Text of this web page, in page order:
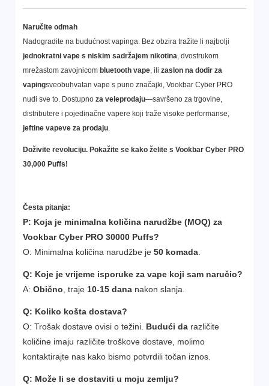
Naručite odmah
Nadogradite na budućnost vapinga. Bez obzira tražite li najbolji
jednokratni vape s niskim sadržajem nikotina, dvostrukom
mrežastom zavojnicom bluetooth vape, ilizaslon na dodir za
vapingsveobuhvatan vape s puno značajki, Vookbar Cyber PRO
nudi sve to. Dostupnoza veleprodaju—savršeno za trgovine,
distributere i pojedinačne vapere koji traže visoke performanse,
jeftine vapeve za prodaju.
Doživite revoluciju. Pokažite se kako želite s Vookbar Cyber PRO
30,000 Puffs!
Česta pitanja:
P: Koja je minimalna količina narudžbe (MOQ) za
Vookbar Cyber PRO 30000 Puffs?
O: Minimalna količina narudžbe je50 komada.
Q: Koje je vrijeme isporuke za vape koji sam naručio?
A:Obično, traje10-15 dana nakon slanja.
Q: Koliko košta dostava?
O: Trošak dostave ovisi o težini. Budući da različite
količine imaju različite troškove dostave, molimo
kontaktirajte nas kako bismo potvrdili točan iznos.
Q: Može li se dostaviti u moju zemlju?